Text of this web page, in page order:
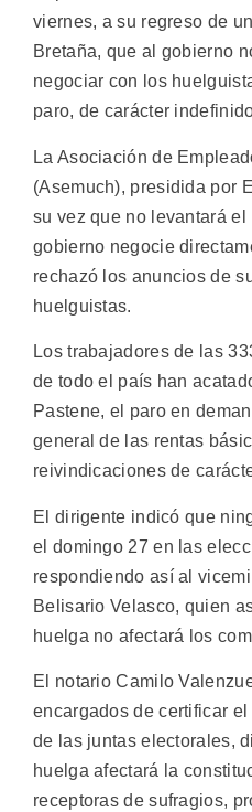
viernes, a su regreso de
Bretaña, que al gobierno
negociar con los
paro, de carácter
La Asociación de
(Asemuch), presidida por
su vez que no levantará el
gobierno negocie
rechazó los anuncios de
huelguistas.
Los trabajadores de las
de todo el país han
Pastene, el paro en
general de las rentas
reivindicaciones de
El dirigente indicó que
el domingo 27 en las
respondiendo así al
Belisario Velasco, quien
huelga no afectará los
El notario Camilo
encargados de certificar
de las juntas electorales,
huelga afectará la
receptoras de sufragios,